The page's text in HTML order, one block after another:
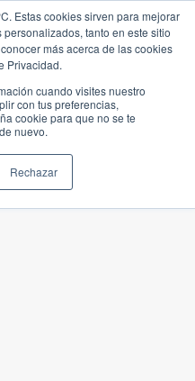
Estas cookies sirven para mejorar
tanto en este sitio
más acerca de las cookies
Privacidad.
cuando visites nuestro
con tus preferencias,
cookie para que no se te
nuevo.
Rechazar